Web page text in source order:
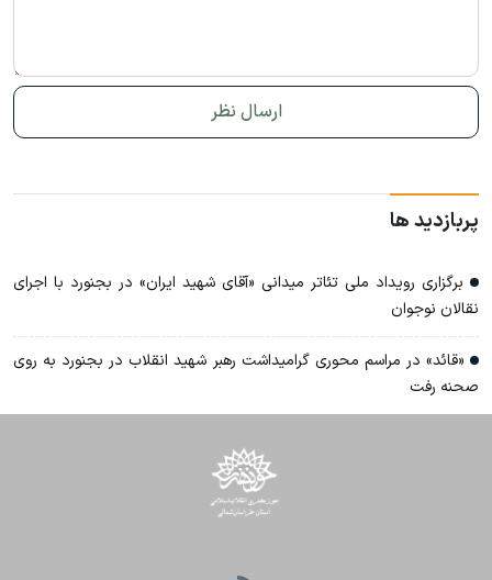
پربازدید ها
برگزاری رویداد ملی تئاتر میدانی «آقای شهید ایران» در بجنورد با اجرای
نقالان نوجوان
«قائد» در مراسم محوری گرامیداشت رهبر شهید انقلاب در بجنورد به روی
صحنه رفت